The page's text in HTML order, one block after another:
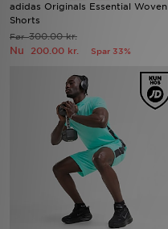
adidas Originals Essential Woven
Shorts
Før300.00 kr.
Nu 200.00 kr. Spar 33%
Sport
Download JD app'en
Mine beskeder
Hjælp & information